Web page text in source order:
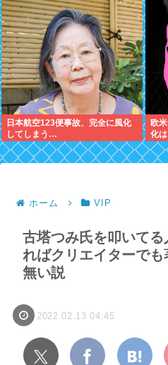
日本航空123便事故、完全に風化
してしまう…
欧
化
ホーム VIP
古塔つみ氏を叩いて
ればクリエイターで
無い説
2022.02.13 04:45